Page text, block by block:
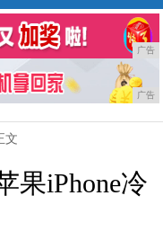
广告
广告
文
果iPhone冷